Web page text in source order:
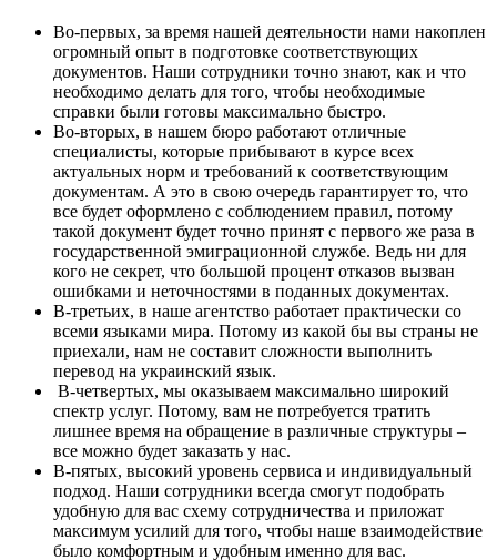
Во-первых, за время нашей деятельности нами накоплен
огромный опыт в подготовке соответствующих
документов. Наши сотрудники точно знают, как и что
необходимо делать для того, чтобы необходимые
справки были готовы максимально быстро.
Во-вторых, в нашем бюро работают отличные
специалисты, которые прибывают в курсе всех
актуальных норм и требований к соответствующим
документам. А это в свою очередь гарантирует то, что
все будет оформлено с соблюдением правил, потому
такой документ будет точно принят с первого же раза в
государственной эмиграционной службе. Ведь ни для
кого не секрет, что большой процент отказов вызван
ошибками и неточностями в поданных документах.
В-третьих, в наше агентство работает практически со
всеми языками мира. Потому из какой бы вы страны не
приехали, нам не составит сложности выполнить
перевод на украинский язык.
В-четвертых, мы оказываем максимально широкий
спектр услуг. Потому, вам не потребуется тратить
лишнее время на обращение в различные структуры –
все можно будет заказать у нас.
В-пятых, высокий уровень сервиса и индивидуальный
подход. Наши сотрудники всегда смогут подобрать
удобную для вас схему сотрудничества и приложат
максимум усилий для того, чтобы наше взаимодействие
было комфортным и удобным именно для вас.